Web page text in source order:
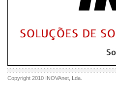
Copyright 2010 INOVAnet , Lda.